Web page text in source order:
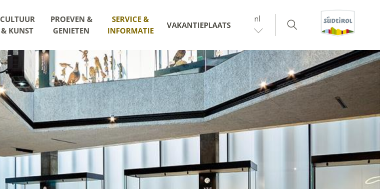
CULTUUR
& KUNST
PROEVEN &
GENIETEN
SERVICE &
INFORMATIE
VAKANTIEPLAATS
nl